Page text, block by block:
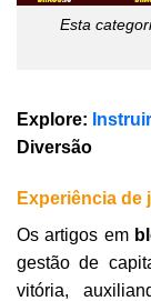
Esta
Explore: Instruir
Diversão
Experiência de
Os artigos em
gestão de
vitória,